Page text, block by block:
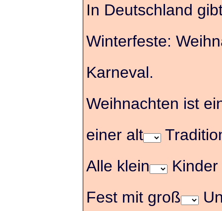
In Deutschland
Winterfeste:
Karneval.
Weihnachten ist
einer alt
Alle klein
Fest mit groß